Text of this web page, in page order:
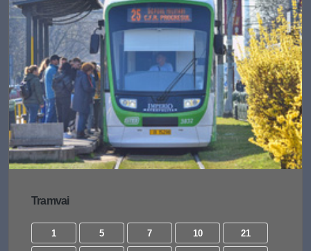
Tramvai
1 5 7 10 21